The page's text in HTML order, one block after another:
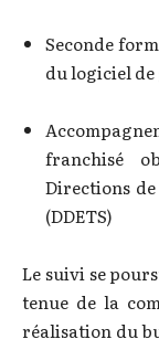
Seconde
du logiciel
franchisé
Directions
(DDETS)
Le suivi se
tenue de la
réalisation du